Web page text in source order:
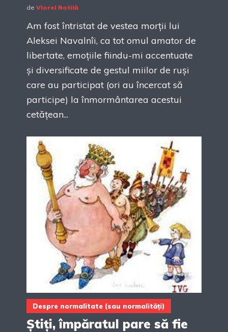
de Viorel Rotilă
Am fost întristat de vestea morții lui
Aleksei Navalnîi, ca tot omul amator de
libertate, emoțiile fiindu-mi accentuate
și diversificate de gestul miilor de ruși
care au participat (ori au încercat să
participe) la înmormântarea acestui
cetățean...
Despre normalitate (sau normalități)
Știți, împăratul pare să fie